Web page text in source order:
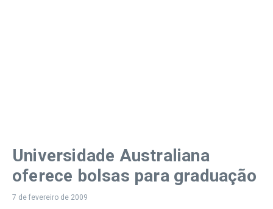
Universidade Australiana
oferece bolsas para graduação
7 de fevereiro de 2009